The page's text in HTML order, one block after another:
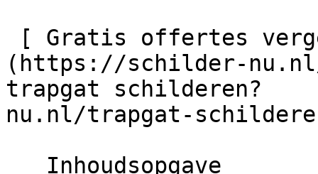
(https://schilder-
trapgat schilderen?
nu.nl/trapgat-